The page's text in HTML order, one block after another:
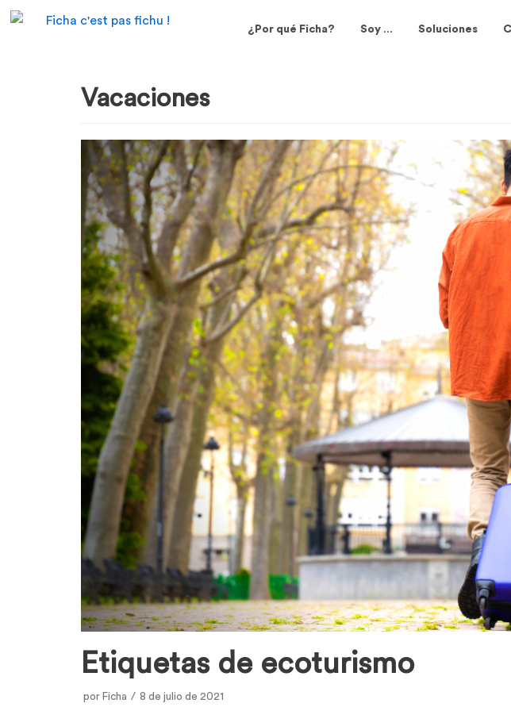
¿Por qué Ficha? Soy … Soluciones
Vacaciones
Etiquetas de ecoturismo
por Ficha 8 de julio de 2021